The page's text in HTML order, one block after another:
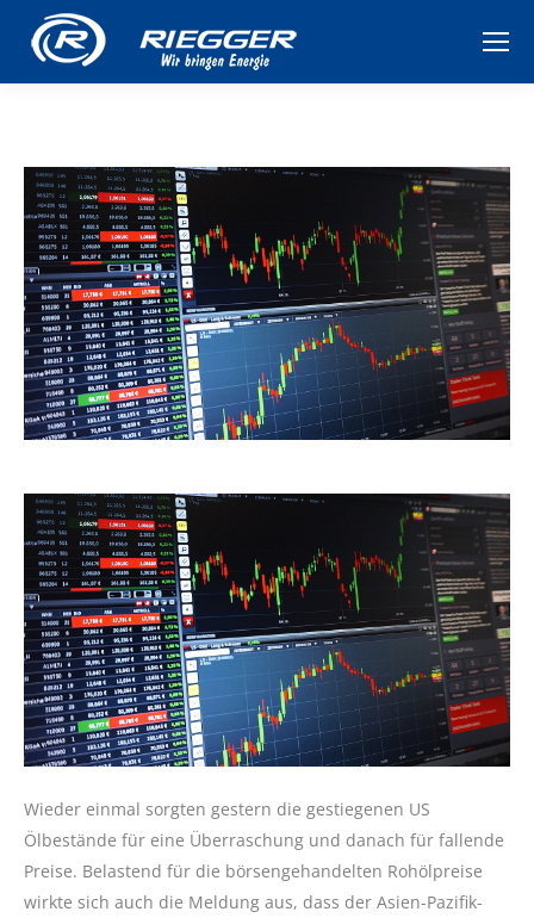
Wieder einmal sorgten gestern die gestiegenen US
Ölbestände für eine Überraschung und danach für fallende
Preise. Belastend für die börsengehandelten Rohölpreise
wirkte sich auch die Meldung aus, dass der Asien-Pazifik-